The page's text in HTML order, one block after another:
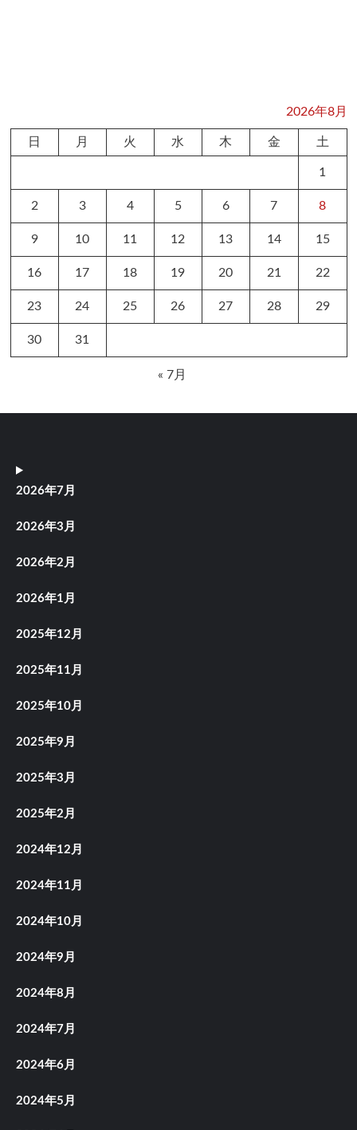
2026年8月
日 月 火 水 木 金 土
1
2 3 4 5 6 7 8
9 10 11 12 13 14 15
16 17 18 19 20 21 22
23 24 25 26 27 28 29
30 31
« 7月
2026年7月
2026年3月
2026年2月
2026年1月
2025年12月
2025年11月
2025年10月
2025年9月
2025年3月
2025年2月
2024年12月
2024年11月
2024年10月
2024年9月
2024年8月
2024年7月
2024年6月
2024年5月